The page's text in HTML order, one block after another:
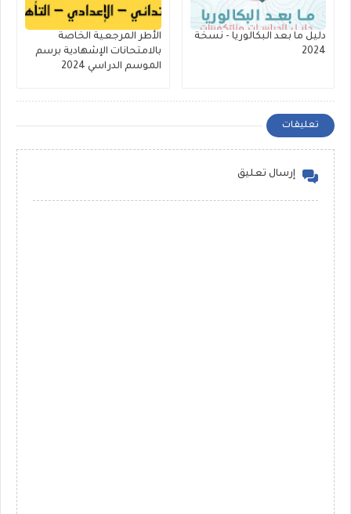
دليل ما بعد البكالوريا - نسخة
2024
الأطر المرجعية الخاصة
بالامتحانات الإشهادية برسم
الموسم الدراسي 2024
تعليقات
إرسال تعليق